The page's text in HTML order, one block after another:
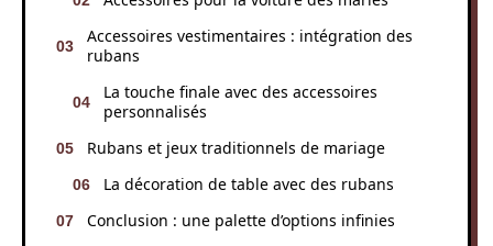
Accessoires vestimentaires : intégration des
rubans
La touche finale avec des accessoires
personnalisés
Rubans et jeux traditionnels de mariage
La décoration de table avec des rubans
Conclusion : une palette d’options infinies